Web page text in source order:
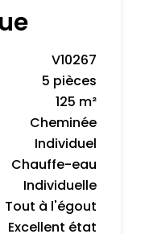
V10267
5 pièces
125 m²
Cheminée
Individuel
Chauffe-eau
Individuelle
Tout à l'égout
Excellent état